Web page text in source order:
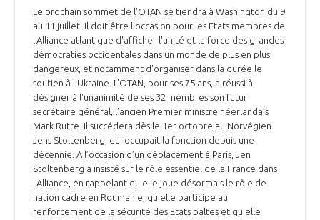
Le prochain sommet de l'OTAN se tiendra à Washington du 9
au 11 juillet. Il doit être l'occasion pour les Etats membres de
l'Alliance atlantique d'afficher l'unité et la force des grandes
démocraties occidentales dans un monde de plus en plus
dangereux, et notamment d'organiser dans la durée le
soutien à l'Ukraine. L’OTAN, pour ses 75 ans, a réussi à
désigner à l'unanimité de ses 32 membres son futur
secrétaire général, l'ancien Premier ministre néerlandais
Mark Rutte. Il succédera dès le 1er octobre au Norvégien
Jens Stoltenberg, qui occupait la fonction depuis une
décennie. A l’occasion d’un déplacement à Paris, Jen
Stoltenberg a insisté sur le rôle essentiel de la France dans
l'Alliance, en rappelant qu'elle joue désormais le rôle de
nation cadre en Roumanie, qu'elle participe au
renforcement de la sécurité des Etats baltes et qu'elle